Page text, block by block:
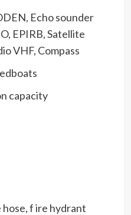
Echo sounder
EPIRB, Satellite
VHF, Compass
capacity
f ire hydrant